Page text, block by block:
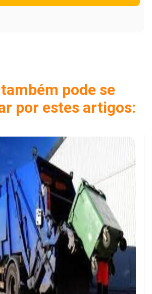
pode se
por estes artigos: